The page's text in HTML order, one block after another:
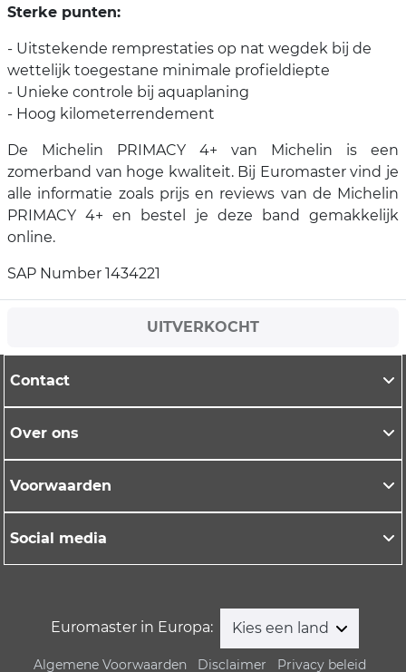
Sterke punten:
- Uitstekende remprestaties op nat wegdek bij de
wettelijk toegestane minimale profieldiepte
- Unieke controle bij aquaplaning
- Hoog kilometerrendement
De Michelin PRIMACY 4+ van Michelin is een
zomerband van hoge kwaliteit. Bij Euromaster vind je
alle informatie zoals prijs en reviews van de Michelin
PRIMACY 4+ en bestel je deze band gemakkelijk
online.
SAP Number 1434221
UITVERKOCHT
Contact
Over ons
Voorwaarden
Social media
Euromaster in Europa: Kies een land
Algemene Voorwaarden Disclaimer Privacy beleid